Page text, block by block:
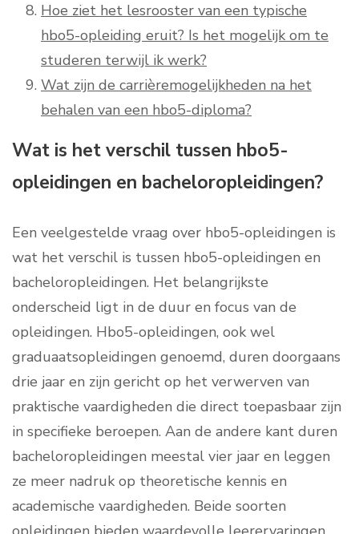
Hoe ziet het lesrooster van een typische
hbo5-opleiding eruit? Is het mogelijk om te
studeren terwijl ik werk?
Wat zijn de carrièremogelijkheden na het
behalen van een hbo5-diploma?
Wat is het verschil tussen hbo5-
opleidingen en bacheloropleidingen?
Een veelgestelde vraag over hbo5-opleidingen is
wat het verschil is tussen hbo5-opleidingen en
bacheloropleidingen. Het belangrijkste
onderscheid ligt in de duur en focus van de
opleidingen. Hbo5-opleidingen, ook wel
graduaatsopleidingen genoemd, duren doorgaans
drie jaar en zijn gericht op het verwerven van
praktische vaardigheden die direct toepasbaar zijn
in specifieke beroepen. Aan de andere kant duren
bacheloropleidingen meestal vier jaar en leggen
ze meer nadruk op theoretische kennis en
academische vaardigheden. Beide soorten